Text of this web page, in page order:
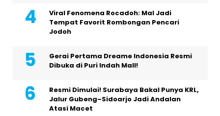
Viral Fenomena Rocadoh: Mal Jadi
Tempat Favorit Rombongan Pencari
Jodoh
Gerai Pertama Dreame Indonesia Resmi
Dibuka di Puri Indah Mall!
Resmi Dimulai! Surabaya Bakal Punya KRL,
Jalur Gubeng–Sidoarjo Jadi Andalan
Atasi Macet